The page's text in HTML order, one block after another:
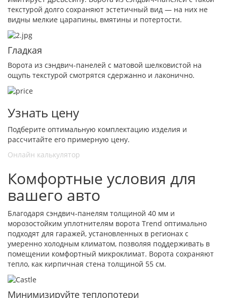
текстурой долго сохраняют эстетичный вид — на них не
видны мелкие царапины, вмятины и потертости.
Гладкая
Ворота из сэндвич-панелей с матовой шелковистой на
ощупь текстурой смотрятся сдержанно и лаконично.
Узнать цену
Подберите оптимальную комплектацию изделия и
рассчитайте его примерную цену.
Онлайн калькулятор
Комфортные условия для
вашего авто
Благодаря сэндвич-панелям толщиной 40 мм и
морозостойким уплотнителям ворота Trend оптимально
подходят для гаражей, установленных в регионах с
умеренно холодным климатом, позволяя поддерживать в
помещении комфортный микроклимат. Ворота сохраняют
тепло, как кирпичная стена толщиной 55 см.
Минимизируйте теплопотери